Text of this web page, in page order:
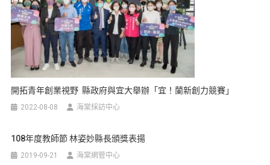
開拓青年創業視野 縣政府與宜大舉辦「宜！蘭新創力競賽」
2022-08-08 海棠採訪中心
108年度教師節 林姿妙縣長頒獎表揚
2019-09-21 海棠網管中心